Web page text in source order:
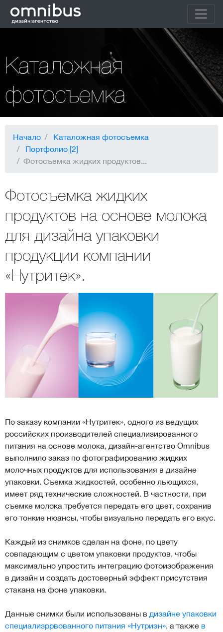
Каталожная
фотосъемка
Начало
Каталожная фотосъемка
Портфолио [2]
Фотосъемка жидких продуктов...
Фотосъемка жидких
продуктов на основе молока
для дизайна упаковки
продукции компании
«Нутритек».
По заказу компании «Нутритек», одного из ведущих
российских производителей специализированного
питания на основе молока, дизайн-агентство Omnibus
выполнило заказ по фотографированию жидких
молочных продуктов для использования в дизайне
упаковки. Съемка жидкостей, особенно льющихся,
имеет ряд технические сложностей. В частности, при
съемке молока требуется передать его цвет, сохранив
его тонкие нюансы, чтобы визуально передать его вкус.
Каждый из снимков сделан на фоне, по цвету
совпадающим с цветом упаковки продуктов, чтобы
максимально упростить интеграцию фотоизображения
в дизайн и создать достоверный эффект присутствия
стакана на фоне упаковки.
Данные снимки были использованы в дизайне упаковки
специализррвованного питания «Нутриэн» , а также в